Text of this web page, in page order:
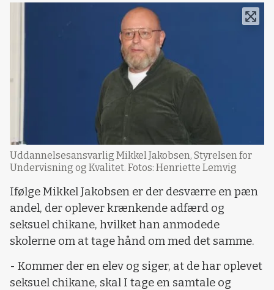
Uddannelsesansvarlig Mikkel Jakobsen, Styrelsen for
Undervisning og Kvalitet. Fotos: Henriette Lemvig
Ifølge Mikkel Jakobsen er der desværre en pæn
andel, der oplever krænkende adfærd og
seksuel chikane, hvilket han anmodede
skolerne om at tage hånd om med det samme.
- Kommer der en elev og siger, at de har oplevet
seksuel chikane, skal I tage en samtale og